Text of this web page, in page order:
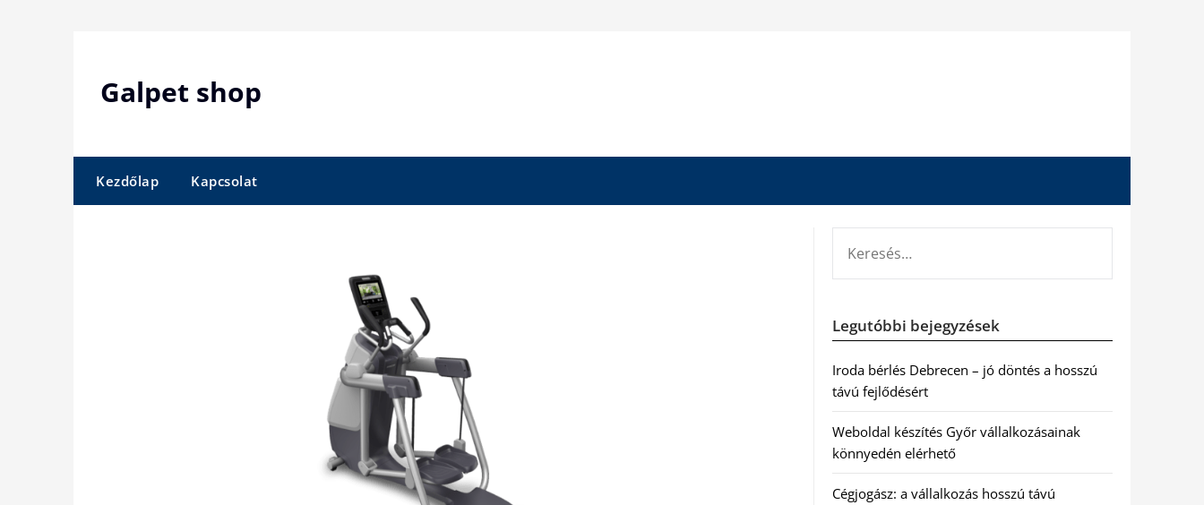
Galpet shop
Kezdőlap Kapcsolat
Legutóbbi bejegyzések
Iroda bérlés Debrecen – jó döntés a hosszú
távú fejlődésért
Weboldal készítés Győr vállalkozásainak
könnyedén elérhető
Cégjogász: a vállalkozás hosszú távú